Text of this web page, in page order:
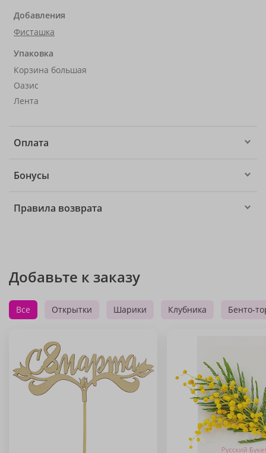
Добавления
Фисташка
Упаковка
Корзина большая
Оазис
Лента
Оплата
Бонусы
Правила возврата
Добавьте к заказу
Все Открытки Шарики Клубника Бенто-